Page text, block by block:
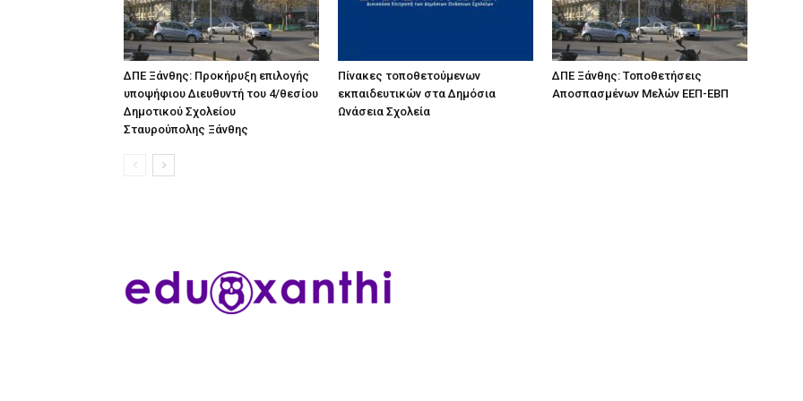
ΔΠΕ Ξάνθης: Προκήρυξη επιλογής
υποψήφιου Διευθυντή του 4/θεσίου
Δημοτικού Σχολείου
Σταυρούπολης Ξάνθης
Πίνακες τοποθετούμενων
εκπαιδευτικών στα Δημόσια
Ωνάσεια Σχολεία
ΔΠΕ Ξάνθης: Τοποθετήσεις
Αποσπασμένων Μελών ΕΕΠ-ΕΒΠ